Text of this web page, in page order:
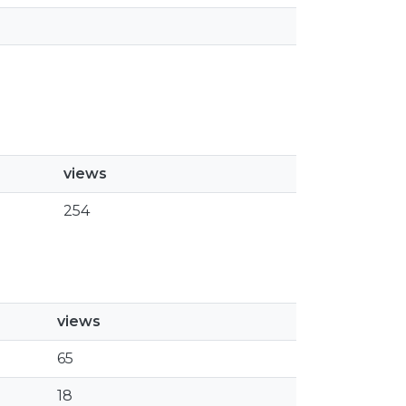
views
254
views
65
18